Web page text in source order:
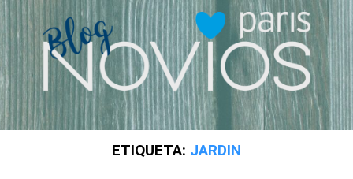
ETIQUETA: JARDIN